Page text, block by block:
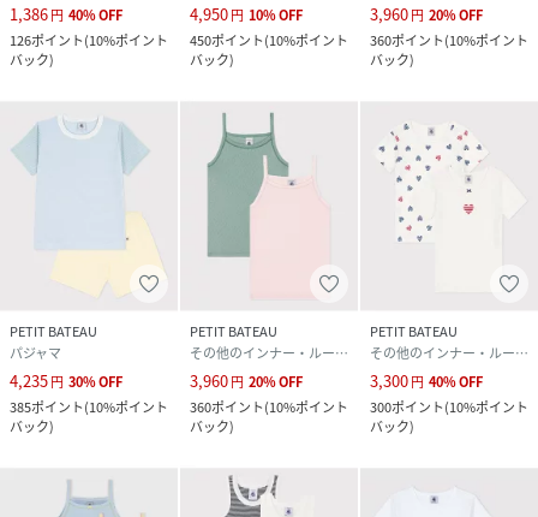
1,386円 40%OFF
126ポイント(10%ポイント
バック)
4,950円 10%OFF
450ポイント(10%ポイント
バック)
3,960円 20%OFF
360ポイント(10%ポイント
バック)
PETIT BATEAU
パジャマ
4,235円 30%OFF
385ポイント(10%ポイント
バック)
PETIT BATEAU
その他のインナー・ルームウェア
3,960円 20%OFF
360ポイント(10%ポイント
バック)
PETIT BATEAU
その他のインナー・ルームウェア
3,300円 40%OFF
300ポイント(10%ポイント
バック)